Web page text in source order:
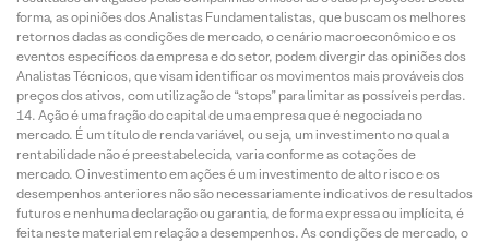
forma, as opiniões dos Analistas Fundamentalistas, que buscam os melhores
retornos dadas as condições de mercado, o cenário macroeconômico e os
eventos específicos da empresa e do setor, podem divergir das opiniões dos
Analistas Técnicos, que visam identificar os movimentos mais prováveis dos
preços dos ativos, com utilização de “stops” para limitar as possíveis perdas.
Ação é uma fração do capital de uma empresa que é negociada no
mercado. É um título de renda variável, ou seja, um investimento no qual a
rentabilidade não é preestabelecida, varia conforme as cotações de
mercado. O investimento em ações é um investimento de alto risco e os
desempenhos anteriores não são necessariamente indicativos de resultados
futuros e nenhuma declaração ou garantia, de forma expressa ou implícita, é
feita neste material em relação a desempenhos. As condições de mercado, o